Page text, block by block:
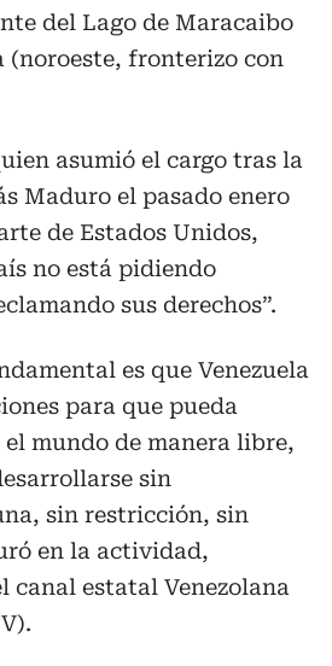
del Lago de Maracaibo
(noroeste, fronterizo con
asumió el cargo tras la
Maduro el pasado enero
de Estados Unidos,
no está pidiendo
sus derechos”.
es que Venezuela
para que pueda
mundo de manera libre,
sin
sin restricción, sin
en la actividad,
estatal Venezolana